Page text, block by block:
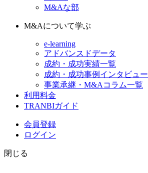
M&Aな部
M&Aについて学ぶ
e-learning
アドバンスドデータ
成約・成功実績一覧
成約・成功事例インタビュー
事業承継・M&Aコラム一覧
利用料金
TRANBIガイド
会員登録
ログイン
閉じる